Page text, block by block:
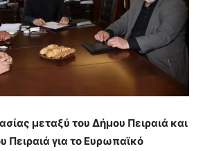
μεταξύ του Δήμου Πειραιά και
Πειραιά για το Ευρωπαϊκό